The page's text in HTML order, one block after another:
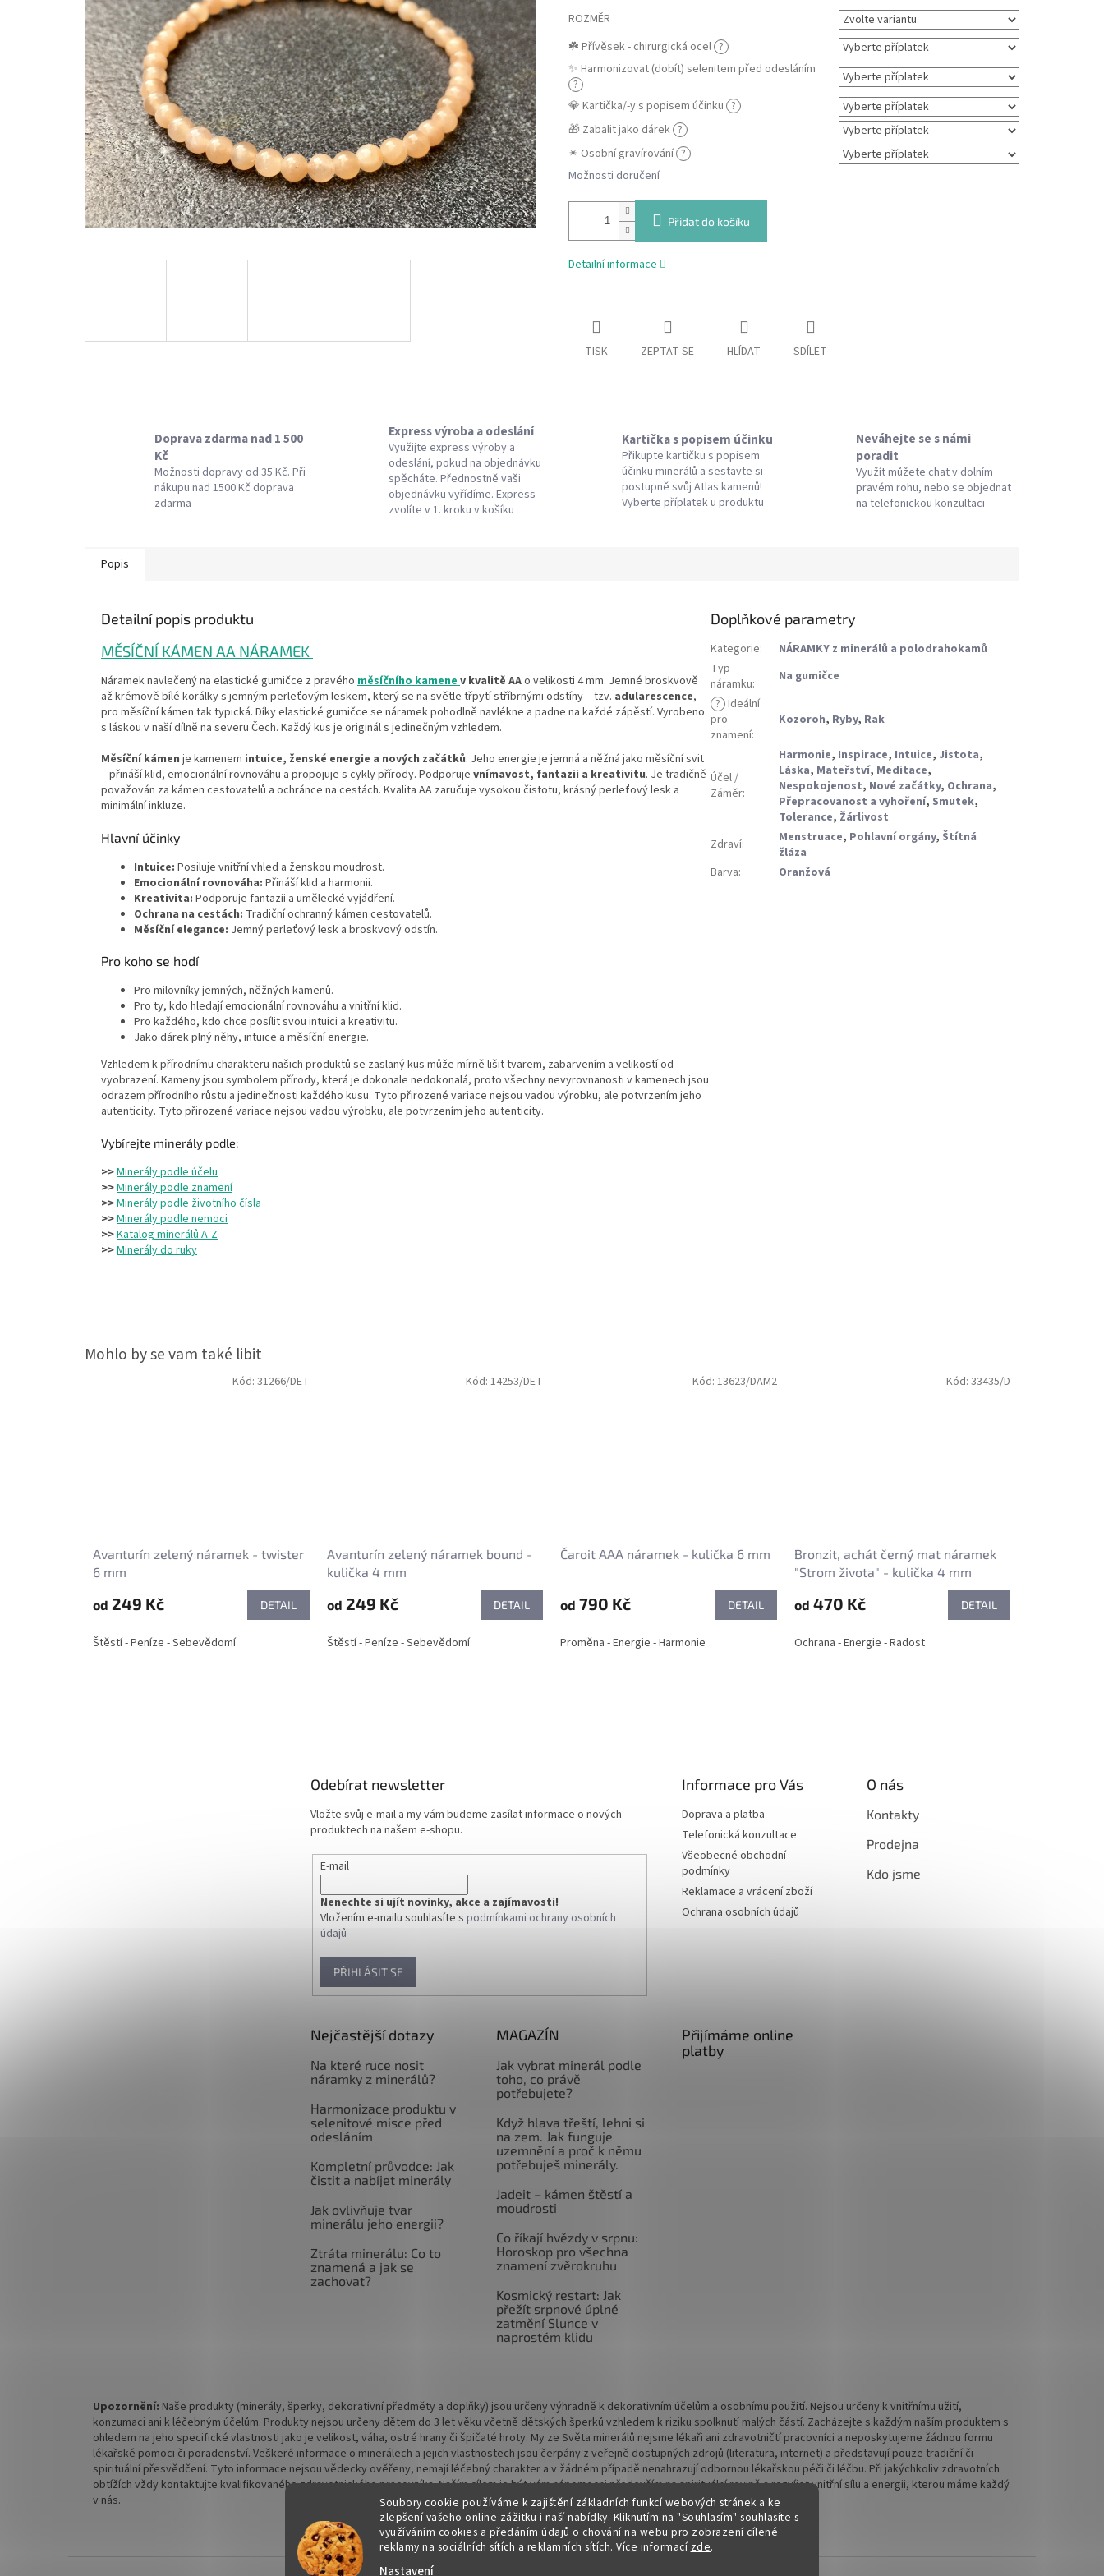
Soubory cookie používáme k zajištění základních funkcí webových stránek a ke
zlepšení vašeho online zážitku i naší nabídky. Kliknutím na "Souhlasím" souhlasíte s
využíváním cookies a předáním údajů o chování na webu pro zobrazení cílené
reklamy na sociálních sítích a reklamních sítích. Více informací zde.
Nastavení
ROZMĚR
☘️ Přívěsek - chirurgická ocel ?
✨ Harmonizovat (dobít) selenitem před odesláním
?
💎 Kartička/-y s popisem účinku ?
🎁 Zabalit jako dárek ?
✴ Osobní gravírování ?
Možnosti doručení
Přidat do košíku
Detailní informace
TISK ZEPTAT SE HLÍDAT SDÍLET
Doprava zdarma nad 1 500
Kč
Možnosti dopravy od 35 Kč. Při
nákupu nad 1500 Kč doprava
zdarma
Express výroba a odeslání
Využijte express výroby a
odeslání, pokud na objednávku
spěcháte. Přednostně vaši
objednávku vyřídíme. Express
zvolíte v 1. kroku v košíku
Kartička s popisem účinku
Přikupte kartičku s popisem
účinku minerálů a sestavte si
postupně svůj Atlas kamenů!
Vyberte příplatek u produktu
Neváhejte se s námi
poradit
Využít můžete chat v dolním
pravém rohu, nebo se objednat
na telefonickou konzultaci
Popis
Detailní popis produktu
MĚSÍČNÍ KÁMEN AA NÁRAMEK
Náramek navlečený na elastické gumičce z pravého měsíčního kamene v kvalitě AAo velikosti 4 mm. Jemné broskvově
až krémově bílé korálky s jemným perleťovým leskem, který se na světle třpytí stříbrnými odstíny – tzv. adularescence,
pro měsíční kámen tak typická. Díky elastické gumičce se náramek pohodlně navlékne a padne na každé zápěstí. Vyrobeno
s láskou v naší dílně na severu Čech. Každý kus je originál s jedinečným vzhledem.
Měsíční kámen je kamenem intuice, ženské energie a nových začátků. Jeho energie je jemná a něžná jako měsíční svit
– přináší klid, emocionální rovnováhu a propojuje s cykly přírody. Podporuje vnímavost, fantazii a kreativitu. Je tradičně
považován za kámen cestovatelů a ochránce na cestách. Kvalita AA zaručuje vysokou čistotu, krásný perleťový lesk a
minimální inkluze.
Hlavní účinky
Intuice: Posiluje vnitřní vhled a ženskou moudrost.
Emocionální rovnováha: Přináší klid a harmonii.
Kreativita: Podporuje fantazii a umělecké vyjádření.
Ochrana na cestách: Tradiční ochranný kámen cestovatelů.
Měsíční elegance: Jemný perleťový lesk a broskvový odstín.
Pro koho se hodí
Pro milovníky jemných, něžných kamenů.
Pro ty, kdo hledají emocionální rovnováhu a vnitřní klid.
Pro každého, kdo chce posílit svou intuici a kreativitu.
Jako dárek plný něhy, intuice a měsíční energie.
Vzhledem k přírodnímu charakteru našich produktů se zaslaný kus může mírně lišit tvarem, zabarvením a velikostí od
vyobrazení. Kameny jsou symbolem přírody, která je dokonale nedokonalá, proto všechny nevyrovnanosti v kamenech jsou
odrazem přírodního růstu a jedinečnosti každého kusu. Tyto přirozené variace nejsou vadou výrobku, ale potvrzením jeho
autenticity. Tyto přirozené variace nejsou vadou výrobku, ale potvrzením jeho autenticity.
Vybírejte minerály podle:
>>Minerály podle účelu
>>Minerály podle znamení
>>Minerály podle životního čísla
>>Minerály podle nemoci
>>Katalog minerálů A-Z
>>Minerály do ruky
Doplňkové parametry
Kategorie:
NÁRAMKY z minerálů a polodrahokamů
Typ
náramku:
Na gumičce
? Ideální
pro
znamení:
Kozoroh, Ryby, Rak
Účel /
Záměr:
Harmonie, Inspirace, Intuice,Jistota,
Láska, Mateřství, Meditace,
Nespokojenost, Nové začátky, Ochrana,
Přepracovanost a vyhoření, Smutek,
Tolerance, Žárlivost
Zdraví: Menstruace, Pohlavní orgány, Štítná
žláza
Barva: Oranžová
Avanturín zelený náramek - twister
6 mm
od 249 Kč DETAIL
Štěstí - Peníze - Sebevědomí
Kód: 31266/DET
Avanturín zelený náramek bound -
kulička 4 mm
od 249 Kč DETAIL
Štěstí - Peníze - Sebevědomí
Kód: 14253/DET
Čaroit AAA náramek - kulička 6 mm
od 790 Kč DETAIL
Proměna - Energie - Harmonie
Kód: 13623/DAM2
Bronzit, achát černý mat náramek
"Strom života" - kulička 4 mm
od 470 Kč DETAIL
Ochrana - Energie - Radost
Kód: 33435/D
Odebírat newsletter
Vložte svůj e-mail a my vám budeme zasílat informace o nových
produktech na našem e-shopu.
E-mail
Nenechte si ujít novinky, akce a zajímavosti!
Vložením e-mailu souhlasíte s podmínkami ochrany osobních
údajů
PŘIHLÁSIT SE
Informace pro Vás
Doprava a platba
Telefonická konzultace
Všeobecné obchodní
podmínky
Reklamace a vrácení zboží
Ochrana osobních údajů
O nás
Kontakty
Prodejna
Kdo jsme
Nejčastější dotazy
Na které ruce nosit
náramky z minerálů?
Harmonizace produktu v
selenitové misce před
odesláním
Kompletní průvodce: Jak
čistit a nabíjet minerály
Jak ovlivňuje tvar
minerálu jeho energii?
Ztráta minerálu: Co to
znamená a jak se
zachovat?
MAGAZÍN
Jak vybrat minerál podle
toho, co právě
potřebujete?
Když hlava třeští, lehni si
na zem. Jak funguje
uzemnění a proč k němu
potřebuješ minerály.
Jadeit – kámen štěstí a
moudrosti
Co říkají hvězdy v srpnu:
Horoskop pro všechna
znamení zvěrokruhu
Kosmický restart: Jak
přežít srpnové úplné
zatmění Slunce v
naprostém klidu
Přijímáme online
platby
Upozornění: Naše produkty (minerály, šperky, dekorativní předměty a doplňky) jsou určeny výhradně k dekorativním účelům a osobnímu použití. Nejsou určeny k vnitřnímu užití,
konzumaci ani k léčebným účelům. Produkty nejsou určeny dětem do 3 let věku včetně dětských šperků vzhledem k riziku spolknutí malých částí. Zacházejte s každým naším produktem s
ohledem na jeho specifické vlastnosti jako je velikost, váha, ostré hrany či špičaté hroty. My ze Světa minerálů nejsme lékaři ani zdravotničtí pracovníci a neposkytujeme žádnou formu
lékařské pomoci či poradenství. Veškeré informace o minerálech a jejich vlastnostech jsou čerpány z veřejně dostupných zdrojů (literatura, internet) a představují pouze tradiční či
spirituální přesvědčení. Tyto informace nejsou vědecky ověřeny, nemají léčebný charakter a v žádném případě nenahrazují odbornou lékařskou péči či léčbu. Při jakýchkoliv zdravotních
obtížích vždy kontaktujte kvalifikovaného zdravotnického pracovníka. Naším cílem je být vám nápomocni především na spirituální rovině a rozvíjet vnitřní sílu a energii, kterou máme každý
v nás.